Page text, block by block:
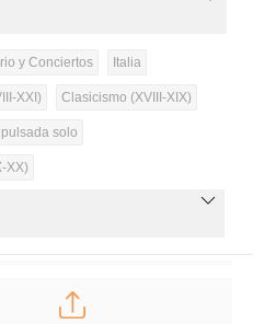
y Conciertos Italia
XXI) Clasicismo (XVIII-XIX)
solo
XX)